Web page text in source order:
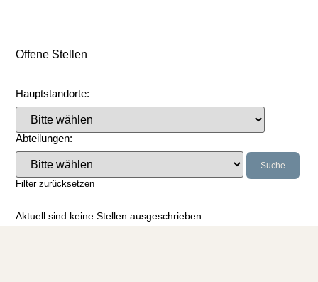
Offene Stellen
Hauptstandorte:
Abteilungen:
Suche
Filter zurücksetzen
Aktuell sind keine Stellen ausgeschrieben.